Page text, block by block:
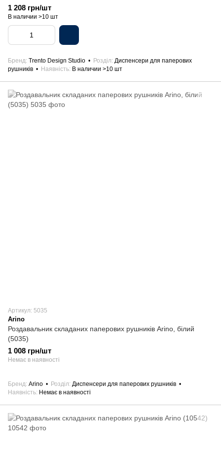
1 208 грн/шт
В наличии >10 шт
Бренд Trento Design Studio Розділ Диспенсери для паперових
рушників
Наявність В наличии >10 шт
Артикул: 5035
Arino
Роздавальник складаних паперових рушників Arino, білий
(5035)
1 008 грн/шт
Немає в наявності
Бренд Arino Розділ Диспенсери для паперових рушників
Наявність Немає в наявності